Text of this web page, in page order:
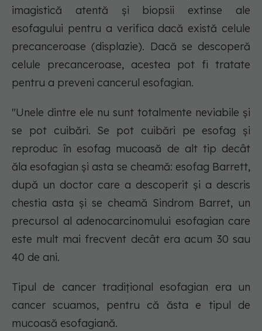
imagistică atentă și biopsii extinse ale
esofagului pentru a verifica dacă există celule
precanceroase (displazie). Dacă se descoperă
celule precanceroase, acestea pot fi tratate
pentru a preveni cancerul esofagian.
"Unele dintre ele nu sunt totalmente neviabile și
se pot cuibări. Se pot cuibări pe esofag și
reproduc în esofag mucoasă de alt tip decât
ăla esofagian și asta se cheamă: esofag Barrett,
după un doctor care a descoperit și a descris
chestia asta și se cheamă Sindrom Barret, un
precursol al adenocarcinomului esofagian care
este mult mai frecvent decât era acum 30 sau
40 de ani.
Tipul de cancer tradițional esofagian era un
cancer scuamos, pentru că ăsta e tipul de
mucoasă esofagiană.